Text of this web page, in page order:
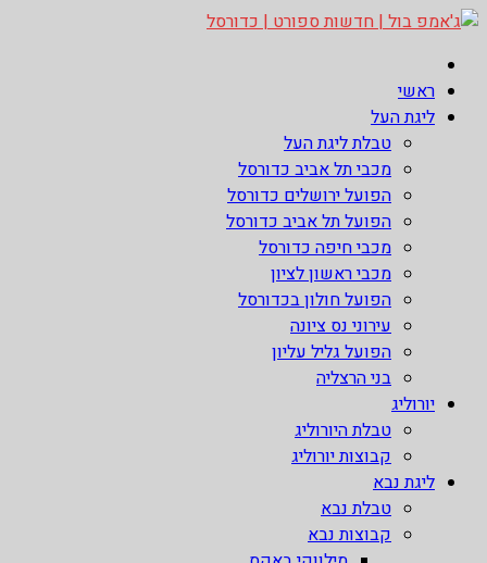
Skip
content
ג'אמפ בול | חדשות ספורט | כדורסל
אתר גאמפ בול ישראל אתר חדשות ספורט כדורסל האתר מסקר את
ליגות הכדורסל הטובות בעולם ליגת הנבא, ליגת העל בכדורסל ,
יורוליג, ועוד. לפרטים היכנסו לאתר >>
ראשי
ליגת העל
טבלת ליגת העל
מכבי תל אביב כדורסל
הפועל ירושלים כדורסל
הפועל תל אביב כדורסל
מכבי חיפה כדורסל
מכבי ראשון לציון
הפועל חולון בכדורסל
עירוני נס ציונה
הפועל גליל עליון
בני הרצליה
יורוליג
טבלת היורוליג
קבוצות יורוליג
ליגת נבא
טבלת נבא
קבוצות נבא